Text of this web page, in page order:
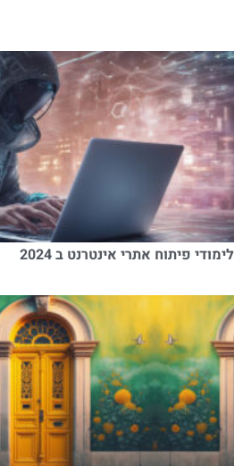
לימודי פיתוח אתרי אינטרנט ב 2024